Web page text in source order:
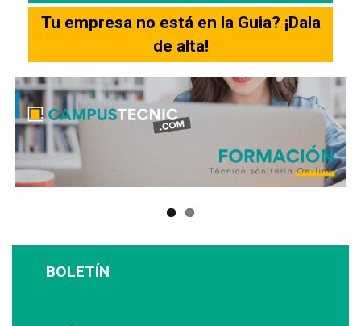
Tu empresa no está en la Guia? ¡Dala
de alta!
BOLETÍN